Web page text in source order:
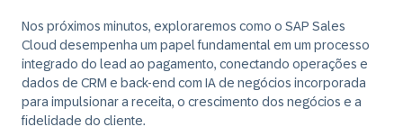
Nos próximos minutos, exploraremos como o SAP Sales
Cloud desempenha um papel fundamental em um processo
integrado do lead ao pagamento, conectando operações e
dados de CRM e back-end com IA de negócios incorporada
para impulsionar a receita, o crescimento dos negócios e a
fidelidade do cliente.